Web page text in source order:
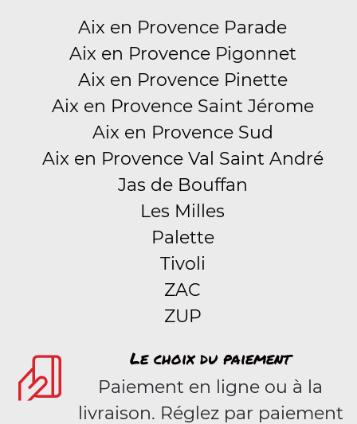
Aix en Provence Parade
Aix en Provence Pigonnet
Aix en Provence Pinette
Aix en Provence Saint Jérome
Aix en Provence Sud
Aix en Provence Val Saint André
Jas de Bouffan
Les Milles
Palette
Tivoli
ZAC
ZUP
Le choix du paiement
Paiement en ligne ou à la
livraison. Réglez par paiement